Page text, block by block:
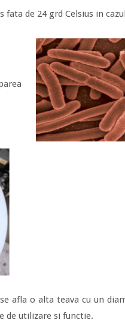
de 24 grd Celsius in
afla o alta teava cu un
de utilizare si functie.